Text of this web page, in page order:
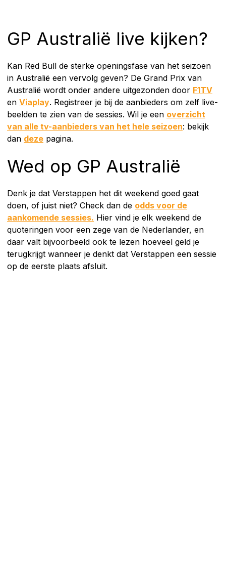
GP Australië live kijken?
Kan Red Bull de sterke openingsfase van het seizoen
in Australië een vervolg geven? De Grand Prix van
Australië wordt onder andere uitgezonden door F1TV
en Viaplay. Registreer je bij de aanbieders om zelf live-
beelden te zien van de sessies. Wil je een overzicht
van alle tv-aanbieders van het hele seizoen: bekijk
dan deze pagina.
Wed op GP Australië
Denk je dat Verstappen het dit weekend goed gaat
doen, of juist niet? Check dan de odds voor de
aankomende sessies. Hier vind je elk weekend de
quoteringen voor een zege van de Nederlander, en
daar valt bijvoorbeeld ook te lezen hoeveel geld je
terugkrijgt wanneer je denkt dat Verstappen een sessie
op de eerste plaats afsluit.